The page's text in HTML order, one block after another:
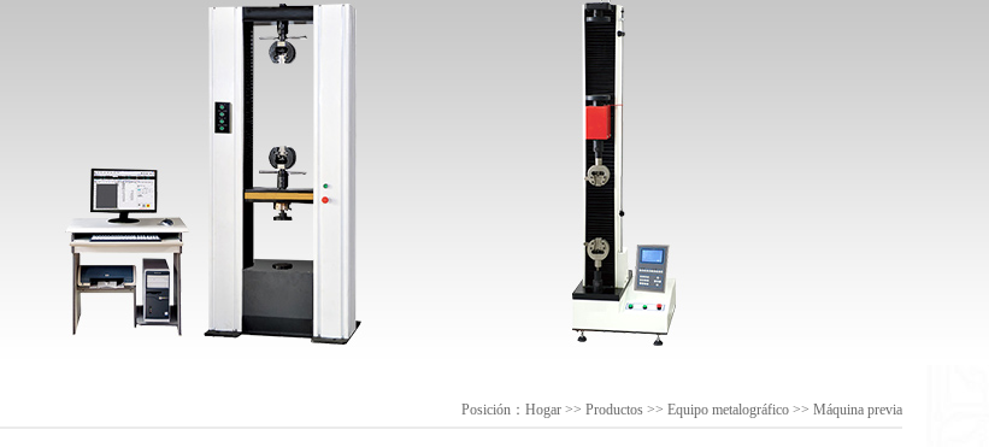
Posición： Hogar >> Productos >> Equipo metalográfico >> Máquina previa